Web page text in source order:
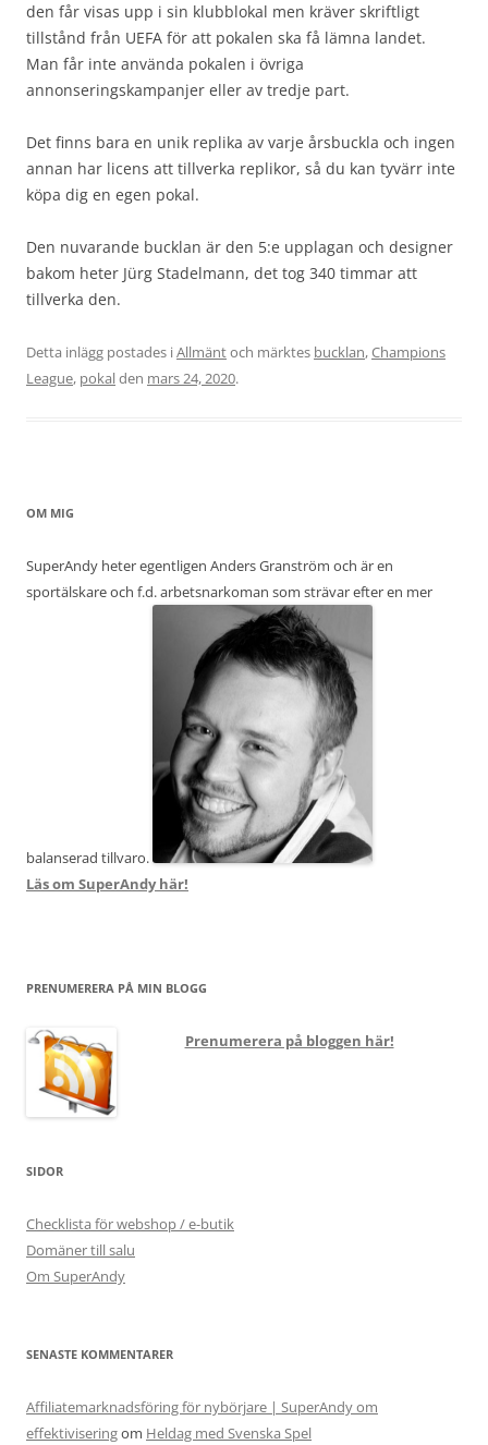
den får visas upp i sin klubblokal men kräver skriftligt
tillstånd från UEFA för att pokalen ska få lämna landet.
Man får inte använda pokalen i övriga
annonseringskampanjer eller av tredje part.
Det finns bara en unik replika av varje årsbuckla och ingen
annan har licens att tillverka replikor, så du kan tyvärr inte
köpa dig en egen pokal.
Den nuvarande bucklan är den 5:e upplagan och designer
bakom heter Jürg Stadelmann, det tog 340 timmar att
tillverka den.
Detta inlägg postades iAllmäntoch märktes bucklan,Champions
League, pokalden mars 24, 2020.
OM MIG
SuperAndy heter egentligen Anders Granström och är en
sportälskare och f.d. arbetsnarkoman som strävar efter en mer
balanserad tillvaro.
Läs om SuperAndy här!
PRENUMERERA PÅ MIN BLOGG
Prenumerera på bloggen här!
SIDOR
Checklista för webshop / e-butik
Domäner till salu
Om SuperAndy
SENASTE KOMMENTARER
Affiliatemarknadsföring för nybörjare | SuperAndy om
effektiviseringom Heldag med Svenska Spel